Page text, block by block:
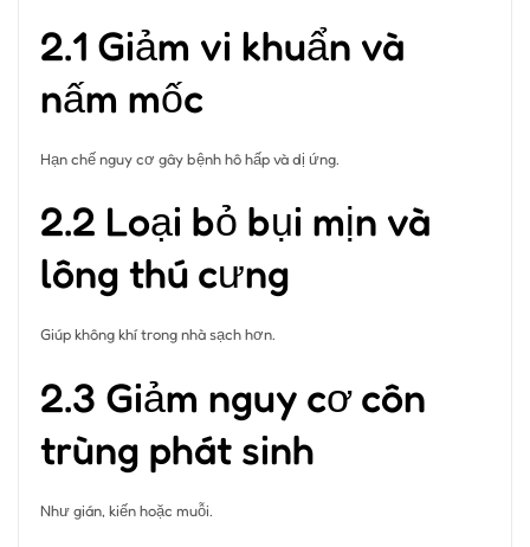
2.1 Giảm vi khuẩn và
nấm mốc
Hạn chế nguy cơ gây bệnh hô hấp và dị ứng.
2.2 Loại bỏ bụi mịn và
lông thú cưng
Giúp không khí trong nhà sạch hơn.
2.3 Giảm nguy cơ côn
trùng phát sinh
Như gián, kiến hoặc muỗi.